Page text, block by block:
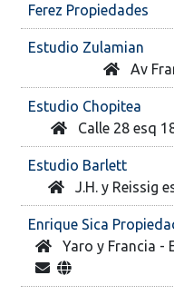
Ferez Propiedades
Estudio Zulamian
Av
Estudio Chopitea
Calle 28 esq
Estudio Barlett
J.H. y Reissig
Enrique Sica
Yaro y Francia -